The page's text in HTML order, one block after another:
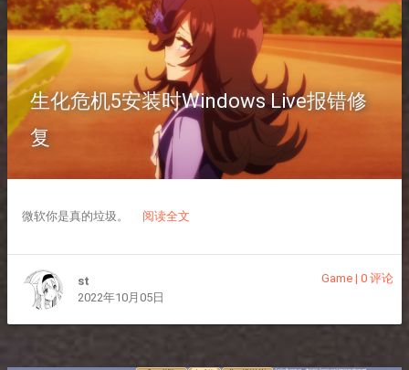
生化危机5安装时Windows Live报错修
复
微软你是真的垃圾。 阅读全文
st
2022年10月05日
Game |0 评论